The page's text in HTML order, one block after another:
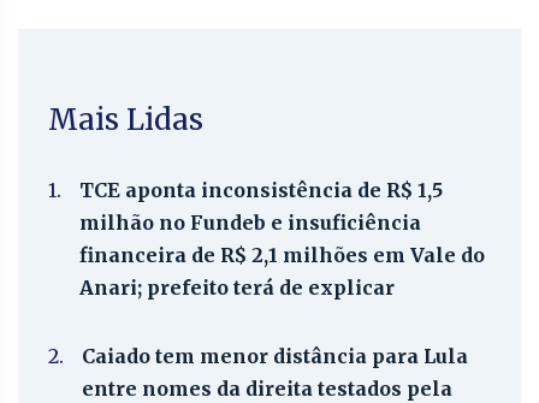
Mais Lidas
1.
TCE aponta inconsistência de R$ 1,5
milhão no Fundeb e insuficiência
financeira de R$ 2,1 milhões em Vale do
Anari; prefeito terá de explicar
2.
Caiado tem menor distância para Lula
entre nomes da direita testados pela